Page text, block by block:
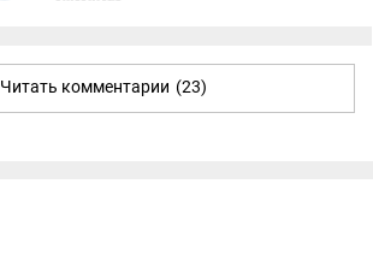
Читать комментарии (23)